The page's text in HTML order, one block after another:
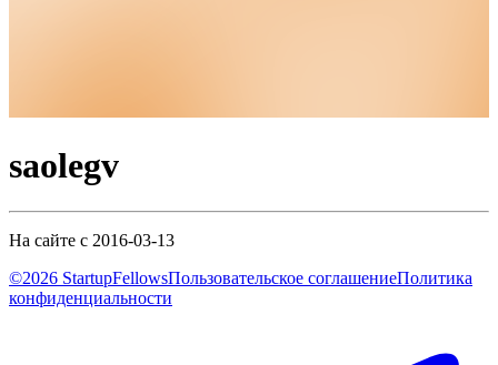
saolegv
На сайте с 2016-03-13
©2026 StartupFellowsПользовательское соглашениеПолитика
конфиденциальности